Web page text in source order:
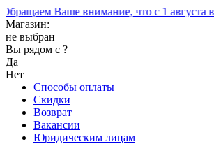
Ваше внимание, что с 1 августа в
Магазин:
не выбран
Вы рядом с ?
Да
Нет
Способы оплаты
Скидки
Возврат
Вакансии
Юридическим лицам